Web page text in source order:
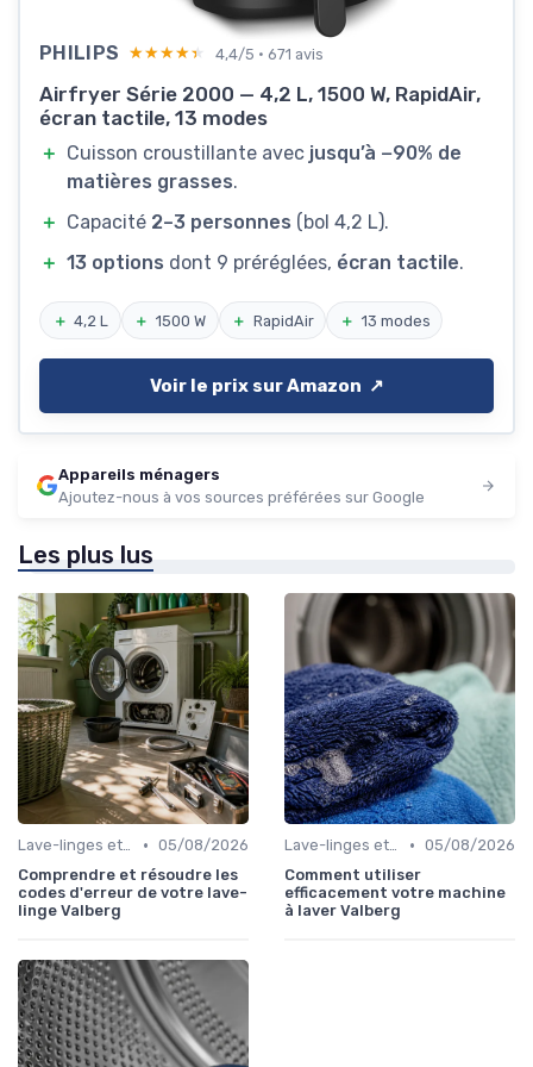
PHILIPS ★★★★★
★★★★★ 4,4/5 · 671 avis
Airfryer Série 2000 — 4,2 L, 1500 W, RapidAir,
écran tactile, 13 modes
＋ Cuisson croustillante avec jusqu’à −90% de
matières grasses.
＋ Capacité 2–3 personnes (bol 4,2 L).
＋ 13 options dont 9 préréglées, écran tactile.
＋ 4,2 L ＋ 1500 W ＋ RapidAir ＋ 13 modes
Voir le prix sur Amazon ↗️
Appareils ménagers
Ajoutez-nous à vos sources préférées sur Google
Les plus lus
Lave-linges et Sèche-linges • 05/08/2026
Comprendre et résoudre les
codes d'erreur de votre lave-
linge Valberg
Lave-linges et Sèche-linges • 05/08/2026
Comment utiliser
efficacement votre machine
à laver Valberg